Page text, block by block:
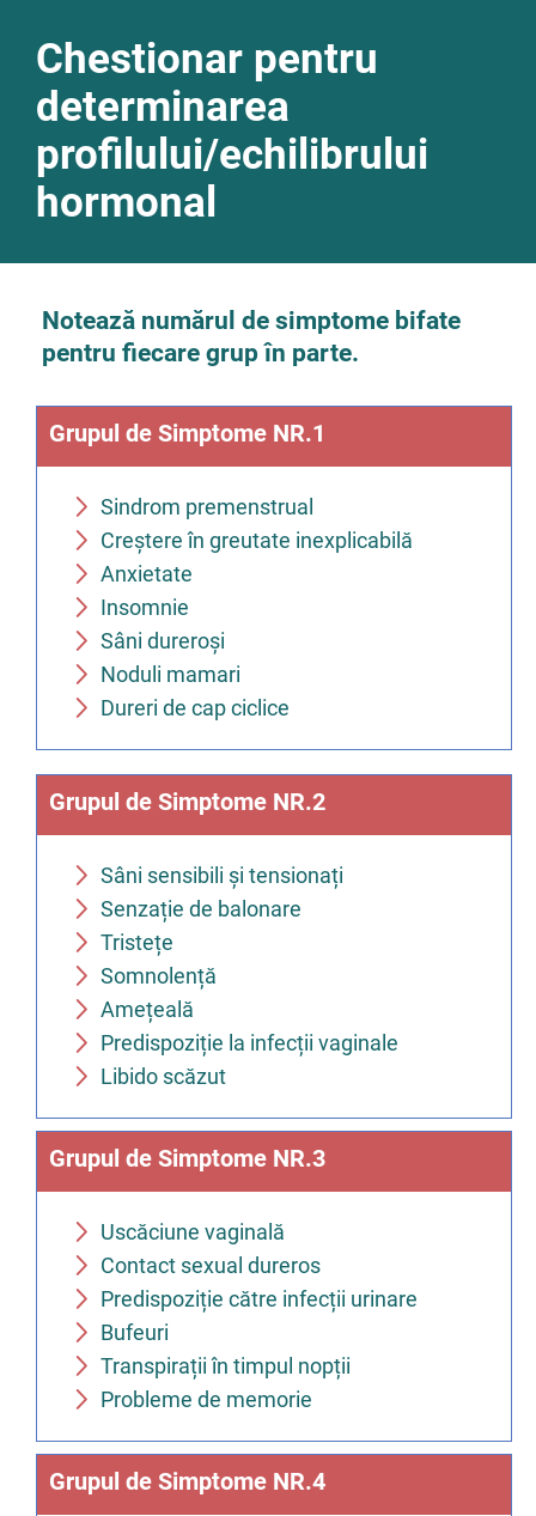
Chestionar pentru
determinarea
profilului/echilibrului
hormonal
Notează numărul de simptome bifate
pentru fiecare grup în parte.
Grupul de Simptome NR.1
Sindrom premenstrual
Creștere în greutate inexplicabilă
Anxietate
Insomnie
Sâni dureroși
Noduli mamari
Dureri de cap ciclice
Grupul de Simptome NR.2
Sâni sensibili și tensionați
Senzație de balonare
Tristețe
Somnolență
Amețeală
Predispoziție la infecții vaginale
Libido scăzut
Grupul de Simptome NR.3
Uscăciune vaginală
Contact sexual dureros
Predispoziție către infecții urinare
Bufeuri
Transpirații în timpul nopții
Probleme de memorie
Grupul de Simptome NR.4